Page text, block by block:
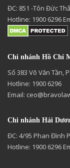
ĐC: 851 -Tôn Đức
Hotline: 1900 6296
Chi nhánh Hồ Chí
Số 383 Võ Văn Tần,
Hotline: 1900 6296
Email:
Chi nhánh Hải
ĐC: 4/95 Phan Đình
Hotline: 1900 6296